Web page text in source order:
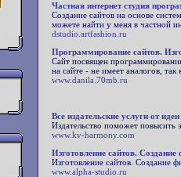
Частная интернет студия
Создание сайтов на основе
можете найти у меня в частной
dstudio.artfashion.ru
Программирование сайтов.
Сайт посвящен
на сайте - не имеет аналогов,
www.danila.70mb.ru
Все издательские услуги от
Издательство поможет
www.kv-harmony.com
Изготовление сайтов.
Изготовление сайтов. Создание
www.alpha-studio.ru